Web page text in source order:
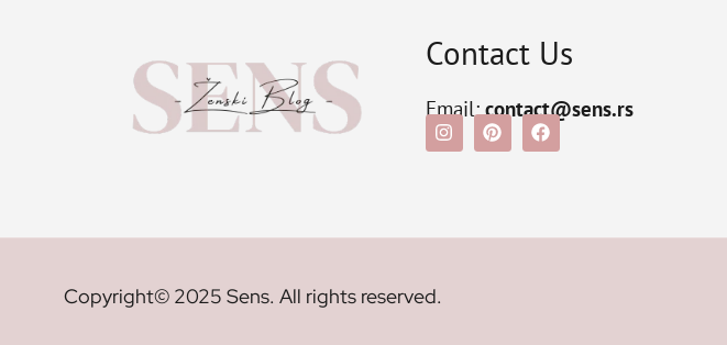
Contact Us
Email:contact@sens.rs
Copyright© 2025 Sens. All rights reserved.